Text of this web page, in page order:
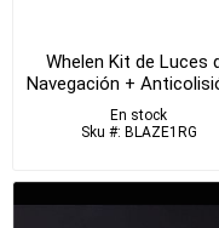
Whelen Kit de Luces
Navegación +
Trasera 14v
En stock
Sku #: BLAZE1RG